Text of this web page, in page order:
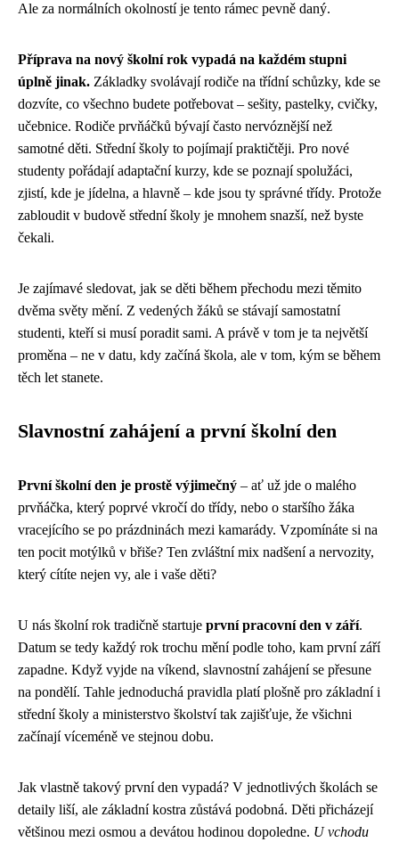
Ale za normálních okolností je tento rámec pevně daný.
Příprava na nový školní rok vypadá na každém stupni
úplně jinak. Základky svolávají rodiče na třídní schůzky, kde se
dozvíte, co všechno budete potřebovat – sešity, pastelky, cvičky,
učebnice. Rodiče prvňáčků bývají často nervóznější než
samotné děti. Střední školy to pojímají praktičtěji. Pro nové
studenty pořádají adaptační kurzy, kde se poznají spolužáci,
zjistí, kde je jídelna, a hlavně – kde jsou ty správné třídy. Protože
zabloudit v budově střední školy je mnohem snazší, než byste
čekali.
Je zajímavé sledovat, jak se děti během přechodu mezi těmito
dvěma světy mění. Z vedených žáků se stávají samostatní
studenti, kteří si musí poradit sami. A právě v tom je ta největší
proměna – ne v datu, kdy začíná škola, ale v tom, kým se během
těch let stanete.
Slavnostní zahájení a první školní den
První školní den je prostě výjimečný – ať už jde o malého
prvňáčka, který poprvé vkročí do třídy, nebo o staršího žáka
vracejícího se po prázdninách mezi kamarády. Vzpomínáte si na
ten pocit motýlků v břiše? Ten zvláštní mix nadšení a nervozity,
který cítíte nejen vy, ale i vaše děti?
U nás školní rok tradičně startuje první pracovní den v září.
Datum se tedy každý rok trochu mění podle toho, kam první září
zapadne. Když vyjde na víkend, slavnostní zahájení se přesune
na pondělí. Tahle jednoduchá pravidla platí plošně pro základní i
střední školy a ministerstvo školství tak zajišťuje, že všichni
začínají víceméně ve stejnou dobu.
Jak vlastně takový první den vypadá? V jednotlivých školách se
detaily liší, ale základní kostra zůstává podobná. Děti přicházejí
většinou mezi osmou a devátou hodinou dopoledne. U vchodu